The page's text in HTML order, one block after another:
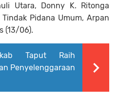
Utara, Donny K. Ritonga
Pidana Umum, Arpan
(13/06).
Taput Raih
Penyelenggaraan